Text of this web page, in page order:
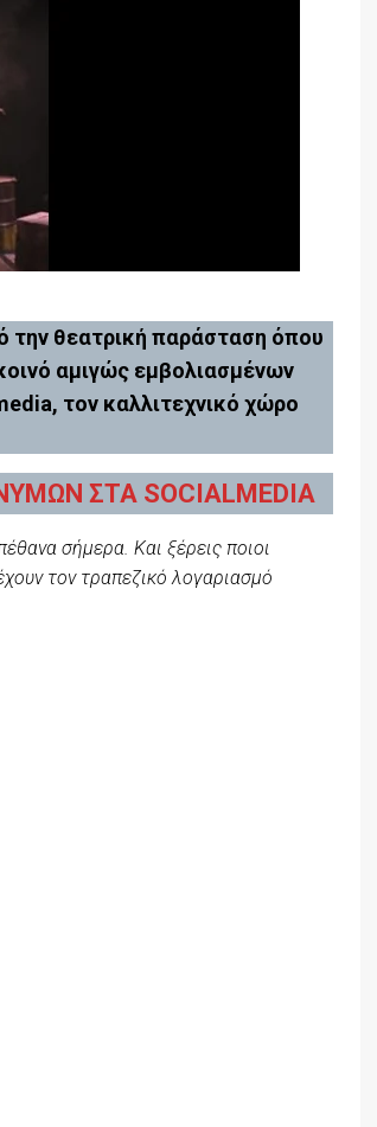
θεατρική παράσταση όπου
αμιγώς εμβολιασμένων
τον καλλιτεχνικό χώρο
ΣΤΑ SOCIALMEDIA
σήμερα. Και ξέρεις ποιοι
τον τραπεζικό λογαριασμό